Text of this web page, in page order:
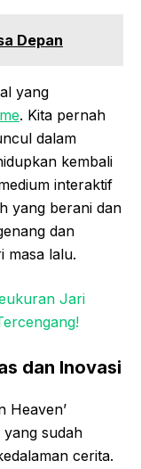
Depan
yang
. Kita pernah
dalam
kembali
interaktif
yang berani dan
dan
masa lalu.
Jari
dan Inovasi
Heaven’
yang sudah
cerita.